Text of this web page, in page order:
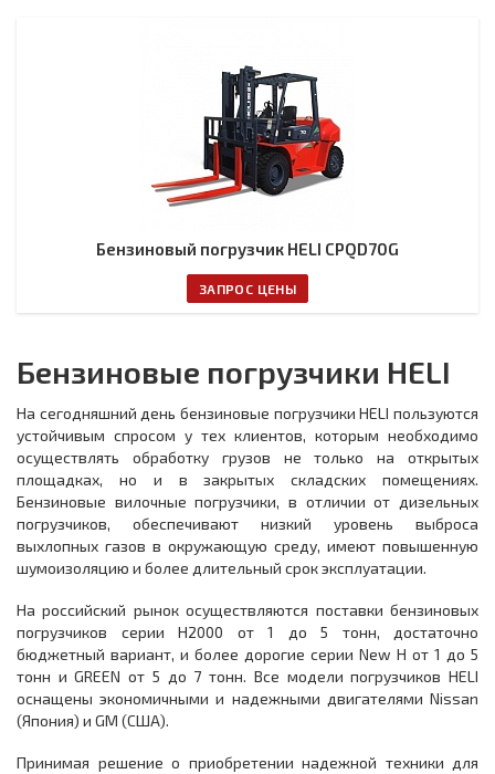
Бензиновый погрузчик HELI CPQD70G
ЗАПРОС ЦЕНЫ
Бензиновые погрузчики HELI
На сегодняшний день бензиновые погрузчики HELI пользуются
устойчивым спросом у тех клиентов, которым необходимо
осуществлять обработку грузов не только на открытых
площадках, но и в закрытых складских помещениях.
Бензиновые вилочные погрузчики, в отличии от дизельных
погрузчиков, обеспечивают низкий уровень выброса
выхлопных газов в окружающую среду, имеют повышенную
шумоизоляцию и более длительный срок эксплуатации.
На российский рынок осуществляются поставки бензиновых
погрузчиков серии Н2000 от 1 до 5 тонн, достаточно
бюджетный вариант, и более дорогие серии New H от 1 до 5
тонн и GREEN от 5 до 7 тонн. Все модели погрузчиков HELI
оснащены экономичными и надежными двигателями Nissan
(Япония) и GM (США).
Принимая решение о приобретении надежной техники для